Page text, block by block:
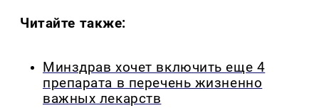
Читайте также:
Минздрав хочет включить еще 4
препарата в перечень жизненно
важных лекарств